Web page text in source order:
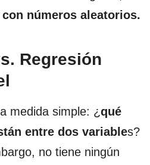
con números aleatorios.
Regresión
medida simple: ¿qué
entre dos variables?
no tiene ningún